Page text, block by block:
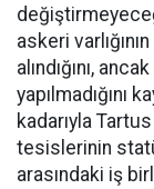
askeri
alındığını,
yapılmadığını
kadarıyla
tesislerinin
arasındaki iş